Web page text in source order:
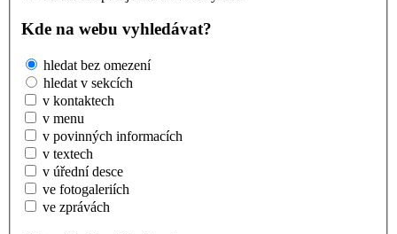
Kde na webu vyhledávat?
hledat bez omezení
hledat v sekcích
v kontaktech
v menu
v povinných informacích
v textech
v úřední desce
ve fotogaleriích
ve zprávách